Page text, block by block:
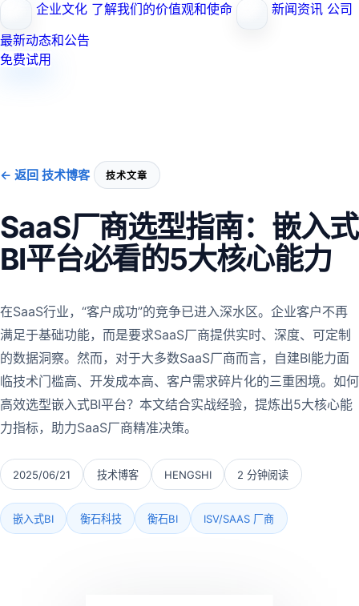
企业文化 了解我们的价值观和使命 新闻资讯 公司
最新动态和公告
免费试用
← 返回 技术博客 技术文章
SaaS厂商选型指南：嵌入式
BI平台必看的5大核心能力
在SaaS行业，“客户成功”的竞争已进入深水区。企业客户不再
满足于基础功能，而是要求SaaS厂商提供实时、深度、可定制
的数据洞察。然而，对于大多数SaaS厂商而言，自建BI能力面
临技术门槛高、开发成本高、客户需求碎片化的三重困境。如何
高效选型嵌入式BI平台？本文结合实战经验，提炼出5大核心能
力指标，助力SaaS厂商精准决策。
2025/06/21 技术博客 HENGSHI 2 分钟阅读
嵌入式BI 衡石科技 衡石BI ISV/SAAS 厂商